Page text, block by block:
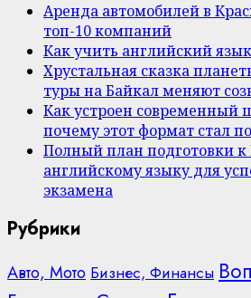
Аренда автомобилей в
топ-10 компаний
Как учить английский
Хрустальная сказка
туры на Байкал меняют
Как устроен
почему этот формат стал
Полный план подготовки к
английскому языку для
экзамена
Рубрики
Авто, МотоБизнес, Финансы